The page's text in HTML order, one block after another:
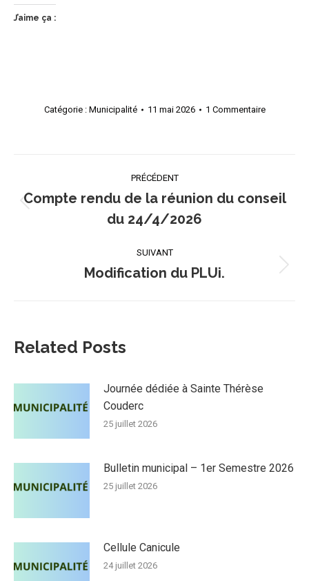
J’aime ça :
Catégorie : Municipalité 11 mai 2026 1 Commentaire
Navigation
article
PRÉCÉDENT
précédent
Compte rendu de la réunion du conseil
du 24/4/2026
SUIVANT
Article
Modification du PLUi.
Related Posts
Journée dédiée à Sainte Thérèse
Couderc
25 juillet 2026
Bulletin municipal – 1er Semestre 2026
25 juillet 2026
Cellule Canicule
24 juillet 2026